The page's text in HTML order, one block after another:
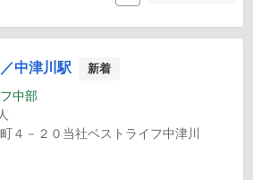
中津川駅 新着
中部
４－２０当社ベストライフ中津川